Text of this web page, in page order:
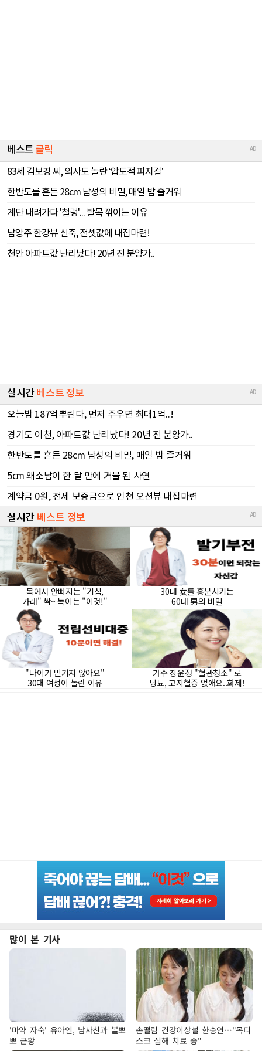
많이 본 기사
'마약 자숙' 유아인, 남사친과 볼뽀
뽀 근황
손떨림 건강이상설 한승연…"목디
스크 심해 치료 중"